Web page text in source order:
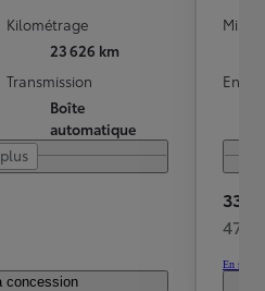
Kilométrage
23 626 km
Transmission
Boîte
automatique
concession
Mise
33
479
En